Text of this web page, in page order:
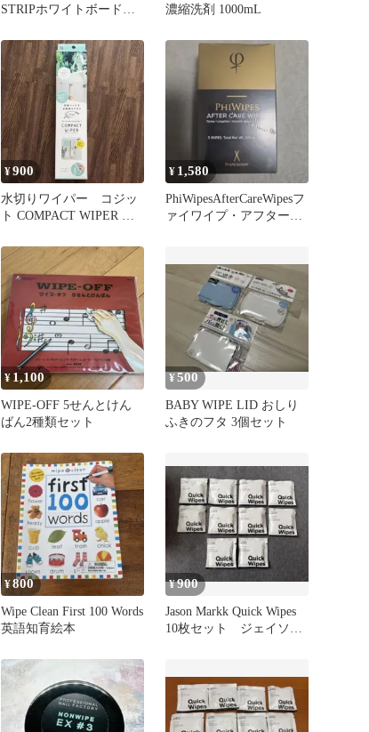
STRIPホワイトボード仕
濃縮洗剤 1000mL
¥900
水切りワイパー コジッ
ト COMPACT WIPER 回
¥ 1,580
PhiWipesAfterCareWipesフ
ァイワイプ・アフターケ
¥1,100
WIPE-OFF 5せんとけん
ばん2種類セット
¥500
BABY WIPE LID おしり
ふきのフタ 3個セット
¥800
Wipe Clean First 100 Words
英語知育絵本
¥900
Jason Markk Quick Wipes
10枚セット ジェイソン